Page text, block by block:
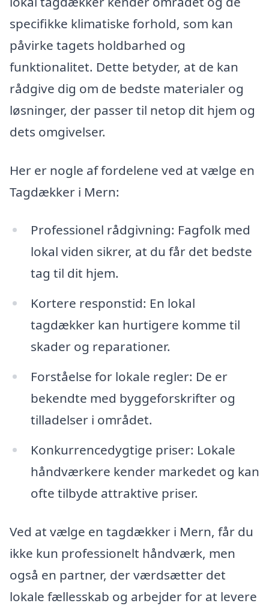
specifikke klimatiske forhold, som kan
påvirke tagets holdbarhed og
funktionalitet. Dette betyder, at de kan
rådgive dig om de bedste materialer og
løsninger, der passer til netop dit hjem og
dets omgivelser.
Her er nogle af fordelene ved at vælge en
Tagdækker i Mern:
Professionel rådgivning: Fagfolk med
lokal viden sikrer, at du får det bedste
tag til dit hjem.
Kortere responstid: En lokal
tagdækker kan hurtigere komme til
skader og reparationer.
Forståelse for lokale regler: De er
bekendte med byggeforskrifter og
tilladelser i området.
Konkurrencedygtige priser: Lokale
håndværkere kender markedet og kan
ofte tilbyde attraktive priser.
Ved at vælge en tagdækker i Mern, får du
ikke kun professionelt håndværk, men
også en partner, der værdsætter det
lokale fællesskab og arbejder for at levere